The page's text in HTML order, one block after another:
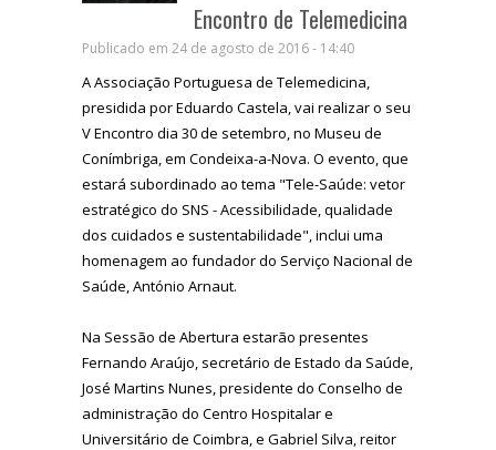
Encontro de Telemedicina
Publicado em 24 de agosto de 2016 - 14:40
A Associação Portuguesa de Telemedicina,
presidida por Eduardo Castela, vai realizar o seu
V Encontro dia 30 de setembro, no Museu de
Conímbriga, em Condeixa-a-Nova. O evento, que
estará subordinado ao tema "Tele-Saúde: vetor
estratégico do SNS - Acessibilidade, qualidade
dos cuidados e sustentabilidade", inclui uma
homenagem ao fundador do Serviço Nacional de
Saúde, António Arnaut.
Na Sessão de Abertura estarão presentes
Fernando Araújo, secretário de Estado da Saúde,
José Martins Nunes, presidente do Conselho de
administração do Centro Hospitalar e
Universitário de Coimbra, e Gabriel Silva, reitor